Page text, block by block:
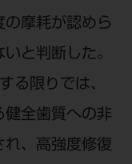
の摩耗が認めら
と判断した。
る限りでは、
健全歯質への非
れ、高強度修復